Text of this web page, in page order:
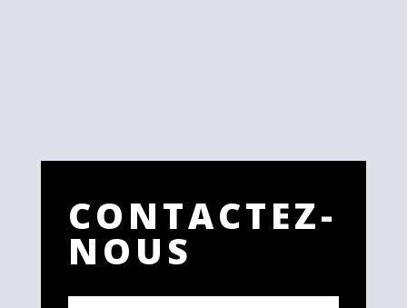
CONTACTEZ-
NOUS